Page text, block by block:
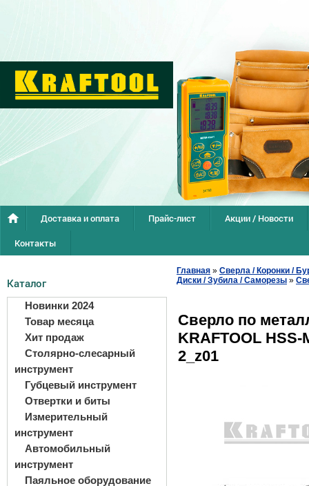
Доставка и оплата Прайс-лист
Акции / Новости
Контакты
Каталог
Новинки 2024
Товар месяца
Хит продаж
Столярно-слесарный
инструмент
Губцевый инструмент
Отвертки и биты
Измерительный
инструмент
Автомобильный
инструмент
Паяльное оборудование
Главная » Сверла / Коронки /
Диски / Зубила / Саморезы »
Сверло по
KRAFTOOL HSS-
2_z01